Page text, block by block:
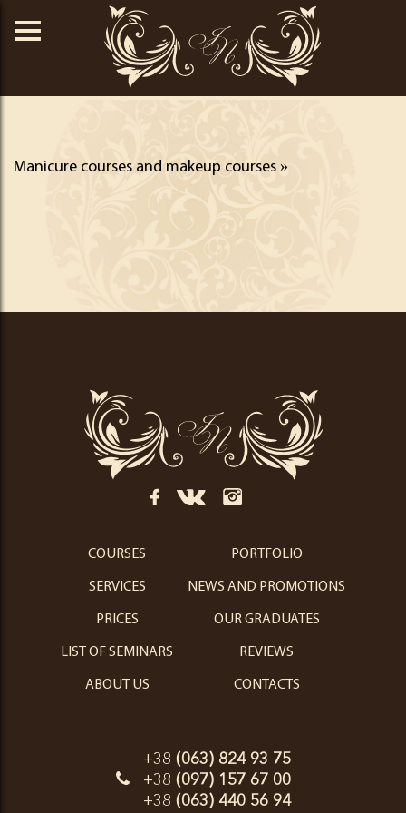
Центр
краси
Іванни
Пиріг
Manicure courses and makeup courses »
Центр
краси
Іванни
Пиріг
COURSES
SERVICES
PRICES
LIST OF SEMINARS
ABOUT US
PORTFOLIO
NEWS AND PROMOTIONS
OUR GRADUATES
REVIEWS
CONTACTS
+38 (063) 824 93 75
+38 (097) 157 67 00
+38 (063) 440 56 94